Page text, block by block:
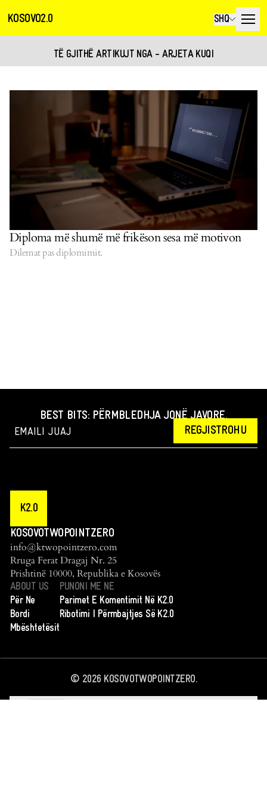
KOSOVO2.0 SHQ
TË GJITHË ARTIKUJT NGA - ARJETA KUQI
Diploma më shumë më frikëson sesa më motivon
Dilemat pas diplomimit.
BEST BITS: PËRMBLEDHJA JONË JAVORE.
REGJISTROHU
K2.0
KOSOVOTWOPOINTZERO
info@ktwopointzero.com
Rruga Ferat Dragaj Nr. 25
Prishtinë 10000, Republika e Kosovës
ABOUT US
Për Ne
Bordi
Mbështetësit
PUNONI ME NE
Parimet E Komentimit Në K2.0
Ribotimi I Përmbajtjes Së K2.0
© 2026KOSOVOTWOPOINTZERO.